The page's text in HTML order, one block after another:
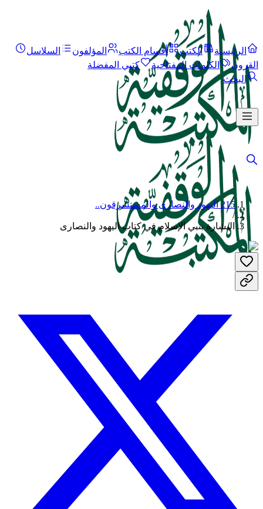
الرئيسية الكتب أقسام الكتب المؤلفون
السلاسل
القرون
الكلمات المفتاحية
كتبي المفضلة
البحث
215 اليهود والنصارى والمستشرقون..
/
البشارة بنبي الإسلام في كتاب اليهود والنصارى